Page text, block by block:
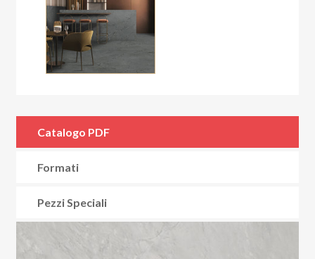
Catalogo PDF
Formati
Pezzi Speciali